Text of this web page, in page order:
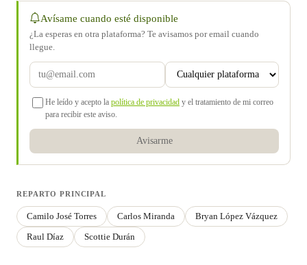
Avísame cuando esté disponible
¿La esperas en otra plataforma? Te avisamos por email cuando
llegue.
He leído y acepto la política de privacidad y el tratamiento de mi correo
para recibir este aviso.
Avisarme
REPARTO PRINCIPAL
Camilo José Torres Carlos Miranda
Bryan López Vázquez
Raul Díaz
Scottie Durán